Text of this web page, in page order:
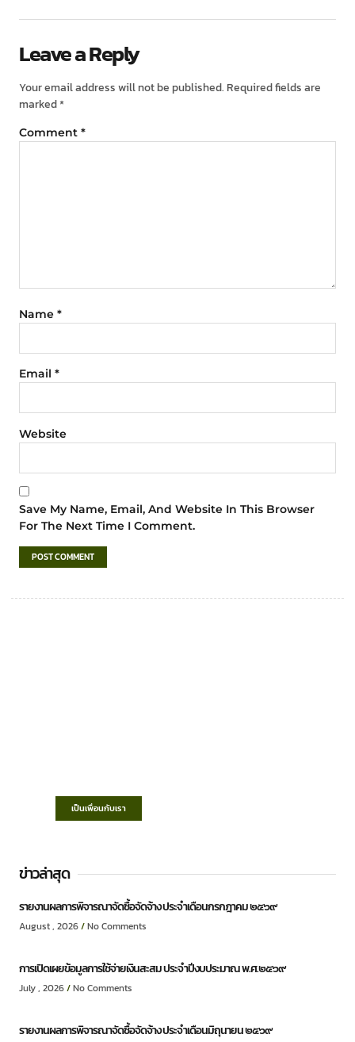
Leave a Reply
Your email address will not be published. Required fields are
marked*
Comment *
Name *
Email *
Website
Save My Name, Email, And Website In This Browser
For The Next Time I Comment.
เป็นเพื่อนกับเรา
ข่าวล่าสุด
รายงานผลการพิจารณาจัดซื้อจัดจ้าง ประจำเดือนกรกฎาคม ๒๕๖๙
August , 2026 No Comments
การเปิดเผยข้อมูลการใช้จ่ายเงินสะสม ประจำปีงบประมาณ พ.ศ.๒๕๖๙
July , 2026 No Comments
รายงานผลการพิจารณาจัดซื้อจัดจ้าง ประจำเดือนมิถุนายน ๒๕๖๙